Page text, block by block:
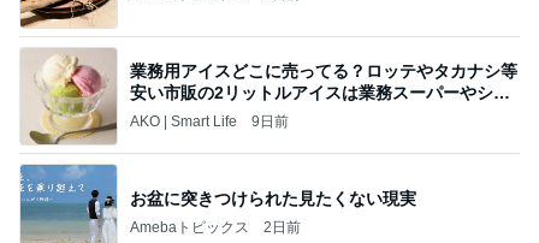
業務用アイスどこに売ってる？ロッテやタカナシ等
安い市販の2リットルアイスは業務スーパーやシャ
トレ
AKO | Smart Life 9日前
お盆に突きつけられた見たくない現実
Amebaトピックス 2日前